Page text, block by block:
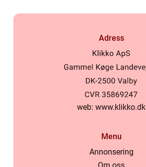
Adress
web: www.klikko.dk
Menu
Annonsering